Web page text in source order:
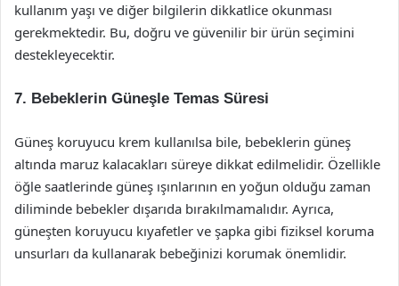
kullanım yaşı ve diğer bilgilerin dikkatlice okunması
gerekmektedir. Bu, doğru ve güvenilir bir ürün seçimini
destekleyecektir.
7. Bebeklerin Güneşle Temas Süresi
Güneş koruyucu krem kullanılsa bile, bebeklerin güneş
altında maruz kalacakları süreye dikkat edilmelidir. Özellikle
öğle saatlerinde güneş ışınlarının en yoğun olduğu zaman
diliminde bebekler dışarıda bırakılmamalıdır. Ayrıca,
güneşten koruyucu kıyafetler ve şapka gibi fiziksel koruma
unsurları da kullanarak bebeğinizi korumak önemlidir.